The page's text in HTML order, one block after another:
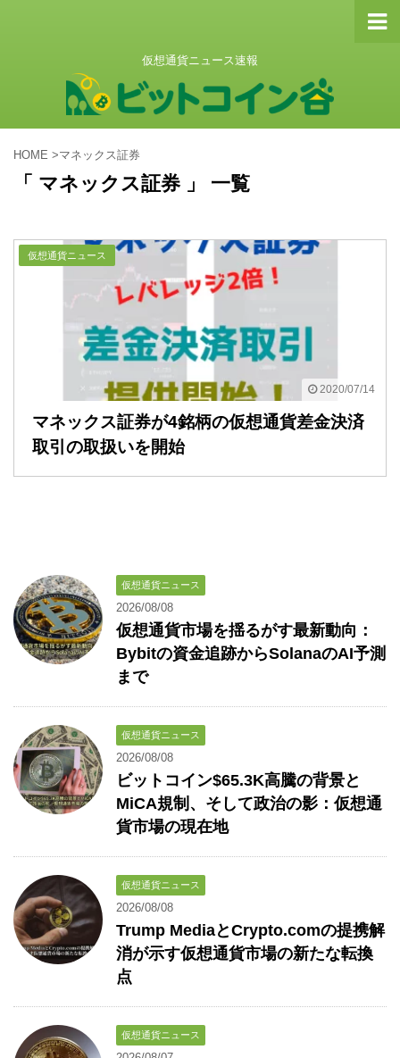
仮想通貨ニュース速報
HOME >マネックス証券
「 マネックス証券 」 一覧
2020/07/14
仮想通貨ニュース
マネックス証券が4銘柄の仮想通貨差金決済
取引の取扱いを開始
仮想通貨ニュース
2026/08/08
仮想通貨市場を揺るがす最新動向：
Bybitの資金追跡からSolanaのAI予測
まで
仮想通貨ニュース
2026/08/08
ビットコイン$65.3K高騰の背景と
MiCA規制、そして政治の影：仮想通
貨市場の現在地
仮想通貨ニュース
2026/08/08
Trump MediaとCrypto.comの提携解
消が示す仮想通貨市場の新たな転換
点
仮想通貨ニュース